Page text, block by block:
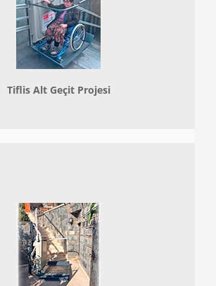
Tiflis Alt Geçit Projesi